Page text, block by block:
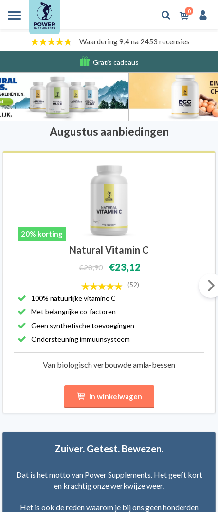
0
Waardering 9,4 na 2453 recensies
Gratis cadeaus
Verzendkosten
Augustus aanbiedingen
20% korting
Natural Vitamin C
€28,90 €23,12
(52)
100% natuurlijke vitamine C
Met belangrijke co-factoren
Geen synthetische toevoegingen
Ondersteuning immuunsysteem
Van biologisch verbouwde amla-bessen
In winkelwagen
Zuiver. Getest. Bewezen.
Dat is het motto van Power Supplements. Het geeft kort
en krachtig onze werkwijze weer.
Het is ook de reden waarom je bij ons geen honderden